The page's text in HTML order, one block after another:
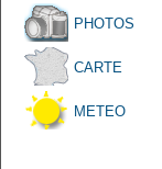
PHOTOS
CARTE
METEO